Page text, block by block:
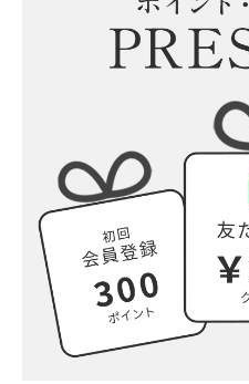
プリザーブドフラワー
陶器アレンジ
すべての商品